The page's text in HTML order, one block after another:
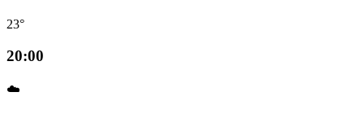
23°
20:00
☁️